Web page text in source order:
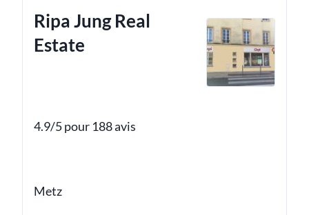
Ripa Jung Real
Estate
4.9/5 pour 188 avis
Metz